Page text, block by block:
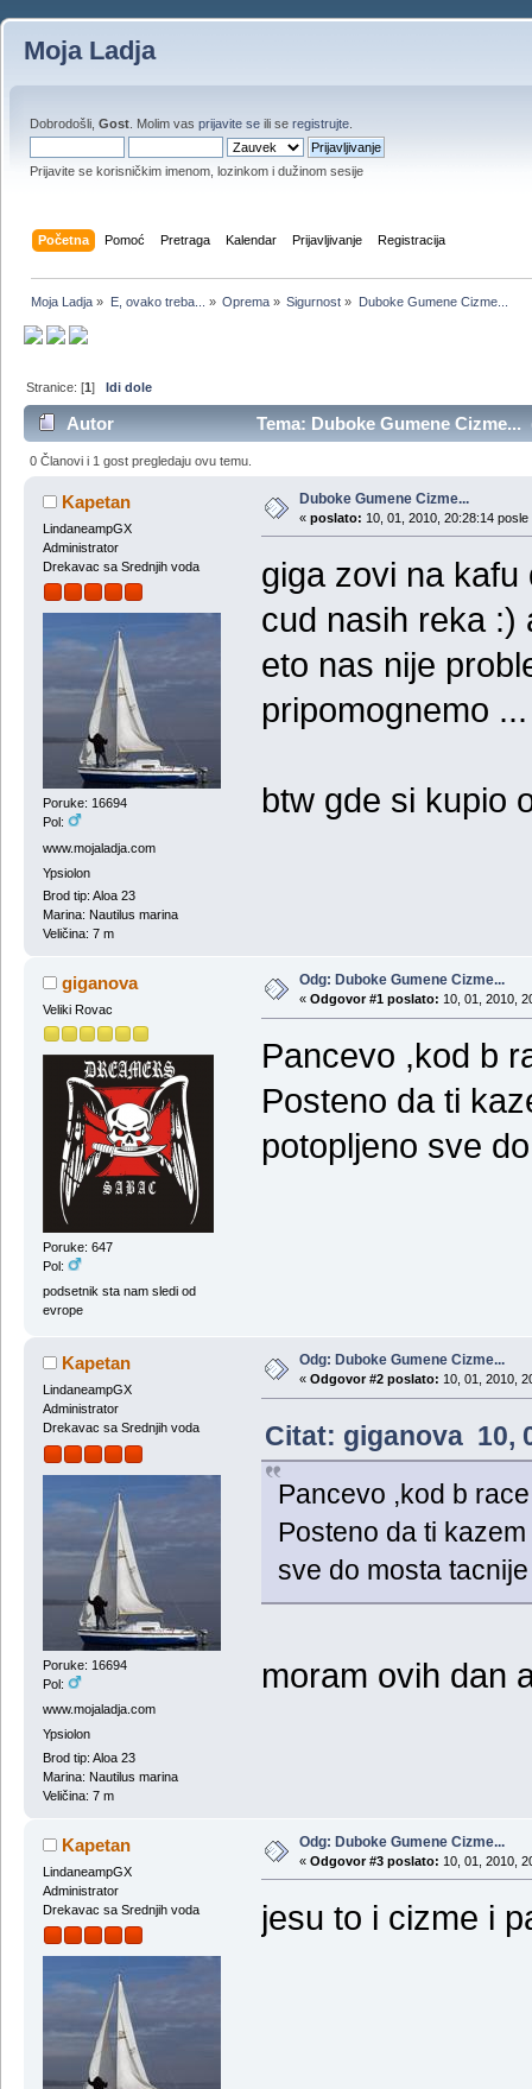
Moja Ladja
Dobrodošli, Gost . Molim vas prijavite se ili se registrujte
Prijavite se korisničkim imenom, lozinkom i dužinom sesije
Početna Pomoć Pretraga Kalendar Prijavljivanje Registracija
Moja Ladja » E, ovako treba... » Oprema» Sigurnost » Duboke Gumene Cizme...
Stranice: [1]Idi dole
Autor Tema: Duboke Gumene
0 Članovi i 1 gost pregledaju ovu temu.
Kapetan
LindaneampGX
Administrator
Drekavac sa Srednjih voda
Poruke: 16694
Pol:
www.mojaladja.com
Ypsiolon
Brod tip: Aloa 23
Marina: Nautilus marina
Veličina: 7 m
Duboke Gumene Cizme...
« poslato: 10, 01, 2010, 20:28:14 posle
giga zovi na
cud nasih reka :)
eto nas nije
pripomognemo ...
btw gde si kupio
giganova
Veliki Rovac
Poruke: 647
Pol:
podsetnik sta nam sledi od
evrope
Odg: Duboke Gumene Cizme...
« Odgovor #1 poslato: 10, 01, 2010,
Pancevo ,kod b
Posteno da ti
potopljeno sve
Kapetan
LindaneampGX
Administrator
Drekavac sa Srednjih voda
Poruke: 16694
Pol:
www.mojaladja.com
Ypsiolon
Brod tip: Aloa 23
Marina: Nautilus marina
Veličina: 7 m
Odg: Duboke Gumene Cizme...
« Odgovor #2 poslato: 10, 01, 2010,
Citat: giganova 10,
Pancevo ,kod b
Posteno da ti
sve do mosta
moram ovih dan
Kapetan
LindaneampGX
Administrator
Drekavac sa Srednjih voda
Odg: Duboke Gumene Cizme...
« Odgovor #3 poslato: 10, 01, 2010,
jesu to i cizme i